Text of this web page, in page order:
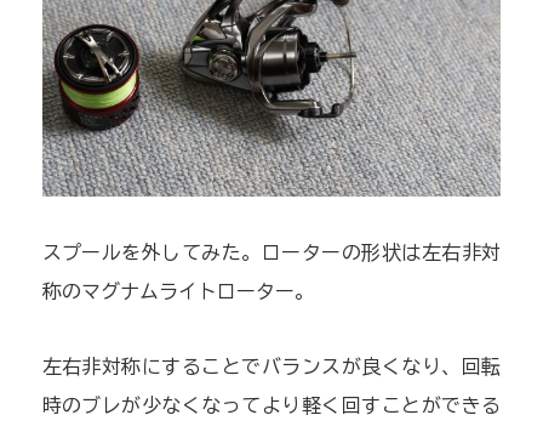
スプールを外してみた。ローターの形状は左右非対
称のマグナムライトローター。
左右非対称にすることでバランスが良くなり、回転
時のブレが少なくなってより軽く回すことができる